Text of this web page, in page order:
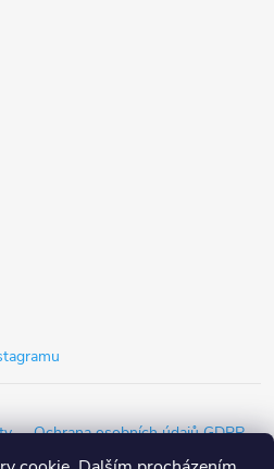
Ochrana osobních údajů GDPR